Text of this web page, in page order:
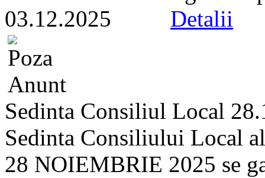
03.12.2025 Detalii
Sedinta Consiliul Local
Sedinta Consiliului Local
28 NOIEMBRIE 2025 se